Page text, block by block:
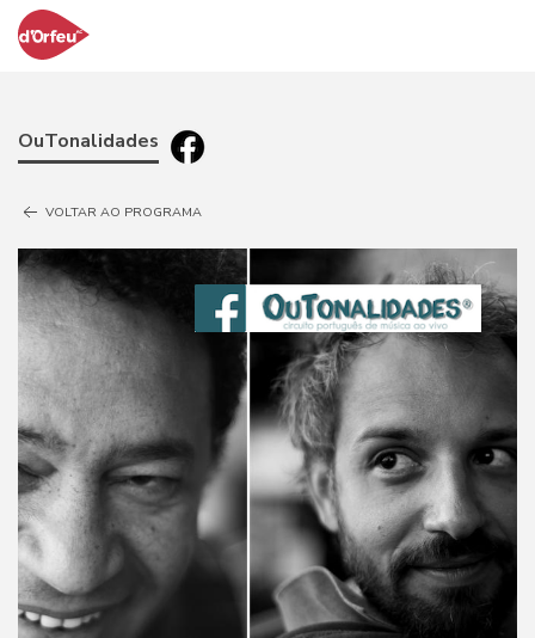
OuTonalidades
VOLTAR AO PROGRAMA